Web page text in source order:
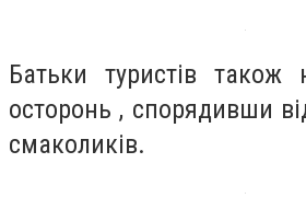
Батьки туристів також
осторонь , спорядивши
смаколиків.